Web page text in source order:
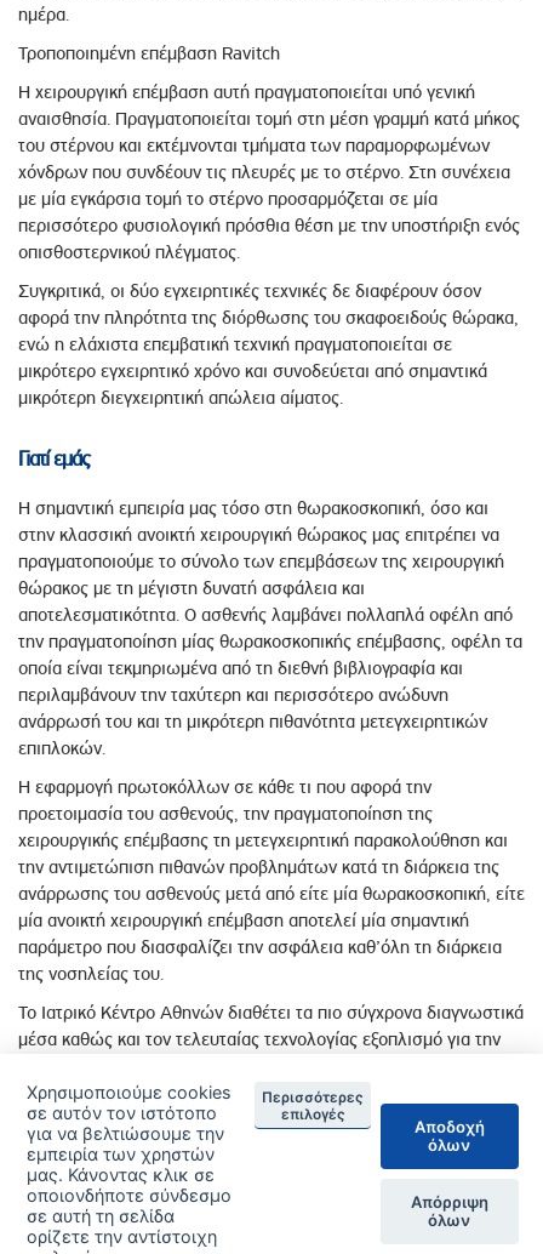
ημέρα.
Τροποποιημένη επέμβαση Ravitch
Η χειρουργική επέμβαση αυτή πραγματοποιείται υπό γενική
αναισθησία. Πραγματοποιείται τομή στη μέση γραμμή κατά μήκος
του στέρνου και εκτέμνονται τμήματα των παραμορφωμένων
χόνδρων που συνδέουν τις πλευρές με το στέρνο. Στη συνέχεια
με μία εγκάρσια τομή το στέρνο προσαρμόζεται σε μία
περισσότερο φυσιολογική πρόσθια θέση με την υποστήριξη ενός
οπισθοστερνικού πλέγματος.
Συγκριτικά, οι δύο εγχειρητικές τεχνικές δε διαφέρουν όσον
αφορά την πληρότητα της διόρθωσης του σκαφοειδούς θώρακα,
ενώ η ελάχιστα επεμβατική τεχνική πραγματοποιείται σε
μικρότερο εγχειρητικό χρόνο και συνοδεύεται από σημαντικά
μικρότερη διεγχειρητική απώλεια αίματος.
Γιατί εμάς
Η σημαντική εμπειρία μας τόσο στη θωρακοσκοπική, όσο και
στην κλασσική ανοικτή χειρουργική θώρακος μας επιτρέπει να
πραγματοποιούμε το σύνολο των επεμβάσεων της χειρουργική
θώρακος με τη μέγιστη δυνατή ασφάλεια και
αποτελεσματικότητα. Ο ασθενής λαμβάνει πολλαπλά οφέλη από
την πραγματοποίηση μίας θωρακοσκοπικής επέμβασης, οφέλη τα
οποία είναι τεκμηριωμένα από τη διεθνή βιβλιογραφία και
περιλαμβάνουν την ταχύτερη και περισσότερο ανώδυνη
ανάρρωσή του και τη μικρότερη πιθανότητα μετεγχειρητικών
επιπλοκών.
Η εφαρμογή πρωτοκόλλων σε κάθε τι που αφορά την
προετοιμασία του ασθενούς, την πραγματοποίηση της
χειρουργικής επέμβασης τη μετεγχειρητική παρακολούθηση και
την αντιμετώπιση πιθανών προβλημάτων κατά τη διάρκεια της
ανάρρωσης του ασθενούς μετά από είτε μία θωρακοσκοπική, είτε
μία ανοικτή χειρουργική επέμβαση αποτελεί μία σημαντική
παράμετρο που διασφαλίζει την ασφάλεια καθ’όλη τη διάρκεια
της νοσηλείας του.
Το Ιατρικό Κέντρο Αθηνών διαθέτει τα πιο σύγχρονα διαγνωστικά
μέσα καθώς και τον τελευταίας τεχνολογίας εξοπλισμό για την
επεμβάσεων, καθώς και κλασσικών ανοικτών χειρουργείων. Το
ανθρώπινο δυναμικό και η υλικοτεχνική δομή του νοσοκομείου
εξασφαλίζουν με τον καλύτερο δυνατό τρόπο την αντιμετώπιση
των παθήσεων της ειδικότητάς μας, ενώ η εμπειρία του
ασθενούς είναι αυτή ενός ολοκληρωμένου συστήματος έτοιμου
να υποστηρίξει οποιαδήποτε ανάγκη του.
Χρησιμοποιούμε cookies
σε αυτόν τον ιστότοπο
για να βελτιώσουμε την
εμπειρία των χρηστών
μας. Κάνοντας κλικ σε
οποιονδήποτε σύνδεσμο
σε αυτή τη σελίδα
ορίζετε την αντίστοιχη
Περισσότερες
επιλογές
Αποδοχή
όλων
Απόρριψη
όλων